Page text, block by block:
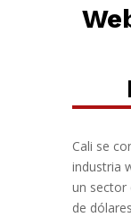
Cali se
industria
un sector
de